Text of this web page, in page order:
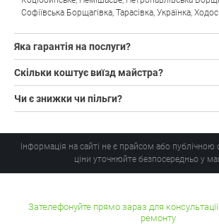
Софіївська Борщагівка, Тарасівка, Українка,
Яка гарантія на послуги?
Скільки коштує виїзд майстра?
Чи є знижки чи пільги?
Інформація на сайті не є прайсом або
ціни уточнюйте безпосередньо у
Зателефонуйте прямо зараз для
ремонту